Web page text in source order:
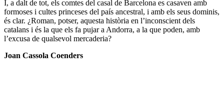
I, a dalt de tot, els comtes del casal de Barcelona es casaven amb
formoses i cultes princeses del país ancestral, i amb els seus dominis,
és clar. ¿Roman, potser, aquesta història en l’inconscient dels
catalans i és la que els fa pujar a Andorra, a la que poden, amb
l’excusa de qualsevol mercaderia?
Joan Cassola Coenders